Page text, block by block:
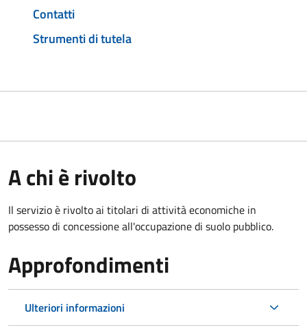
Contatti
Strumenti di tutela
A chi è rivolto
Il servizio è rivolto ai titolari di attività economiche in
possesso di concessione all'occupazione di suolo pubblico.
Approfondimenti
Ulteriori informazioni